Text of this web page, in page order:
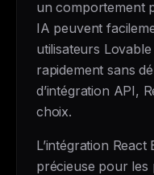
un comportement
IA peuvent
utilisateurs
rapidement sans
d’intégration API,
choix.
L’intégration
précieuse pour les